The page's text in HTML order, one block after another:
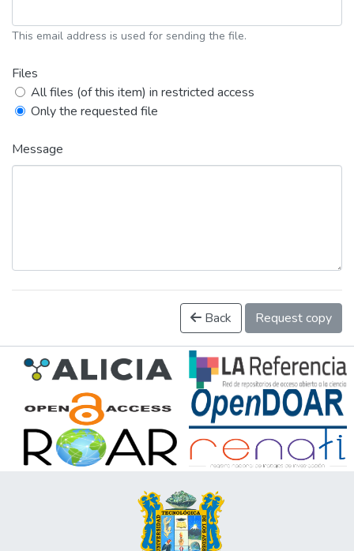
This email address is used for sending the file.
Files
All files (of this item) in restricted access
Only the requested file
Message
Back Request copy